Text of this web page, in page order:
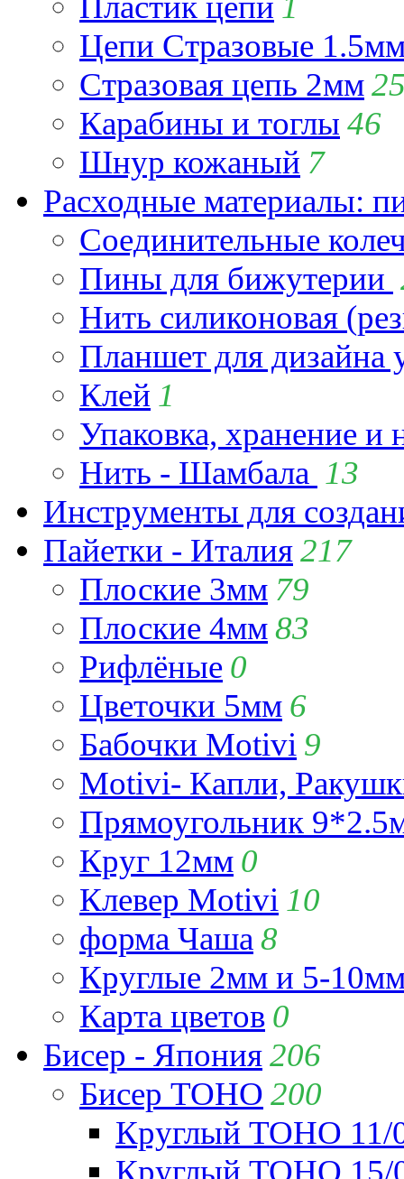
Цепи Стразовые
Стразовая цепь 2мм
Карабины и тоглы 46
Шнур кожаный 7
Расходные материалы:
Соединительные
Пины для бижутерии
Нить силиконовая
Планшет для
Клей 1
Упаковка, хранение и
Нить - Шамбала 13
Инструменты для
Пайетки - Италия217
Плоские 3мм 79
Плоские 4мм83
Рифлёные 0
Цветочки 5мм 6
Бабочки Motivi 9
Motivi- Капли,
Прямоугольник
Круг 12мм 0
Клевер Motivi 10
форма Чаша 8
Круглые 2мм и 5-
Карта цветов 0
Бисер - Япония206
Бисер TOHO 200
Круглый TOHO 11/
Круглый TOHO 15/